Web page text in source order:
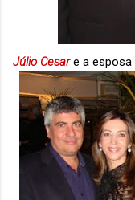
Júlio Cesare a esposa